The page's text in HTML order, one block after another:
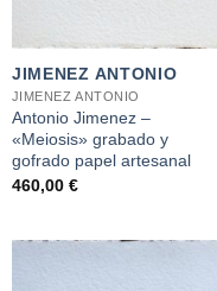
JIMENEZ ANTONIO
JIMENEZ ANTONIO
Antonio Jimenez –
«Meiosis» grabado y
gofrado papel artesanal
460,00 €